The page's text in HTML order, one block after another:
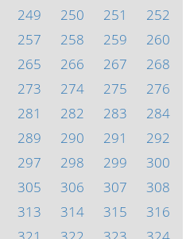
249 250 251
252
257 258 259
260
265 266 267
268
273 274 275
276
281 282 283
284
289 290 291
292
297 298 299
300
305 306 307
308
313 314 315
316